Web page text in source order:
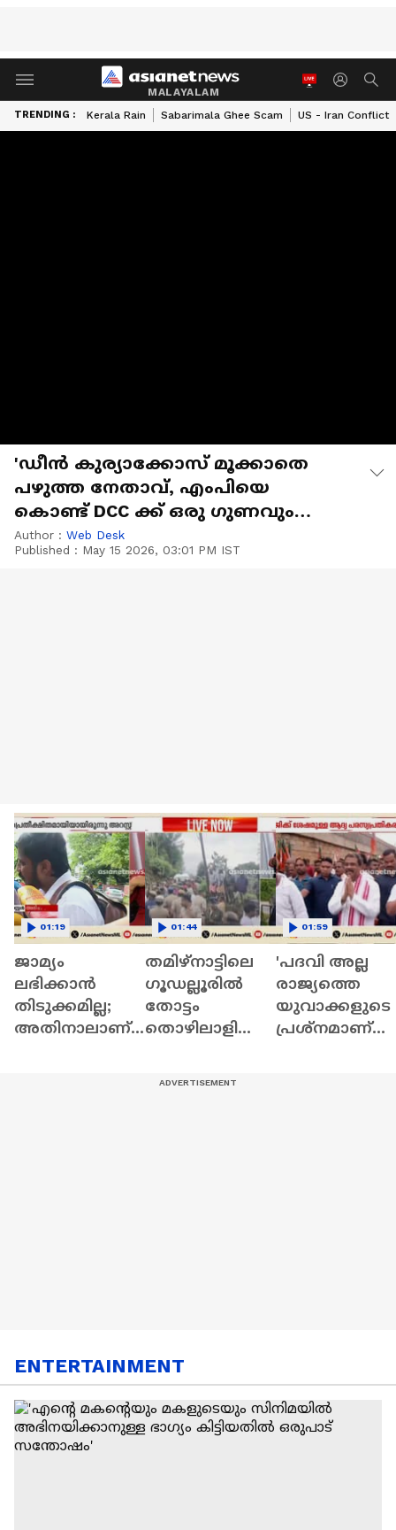
MALAYALAM
TRENDING : Kerala Rain Sabarimala Ghee Scam US - Iran Conflict
'ഡീൻ കുര്യാക്കോസ് മൂക്കാതെ
പഴുത്ത നേതാവ്, എംപിയെ
കൊണ്ട് DCC ക്ക് ഒരു ഗുണവും
ഉണ്ടായിട്ടില്ല'
Author : Web Desk
Published : May 15 2026, 03:01 PM IST
ജാമ്യം
ലഭിക്കാൻ
തിടുക്കമില്ല;
അതിനാലാണ്
01:19
തമിഴ്‌നാട്ടിലെ
ഗൂഡല്ലൂരില്‍
തോട്ടം
തൊഴിലാളിയെ
01:44
'പദവി അല്ല
രാജ്യത്തെ
യുവാക്കളുടെ
പ്രശ്നമാണ്
01:59
ENTERTAINMENT